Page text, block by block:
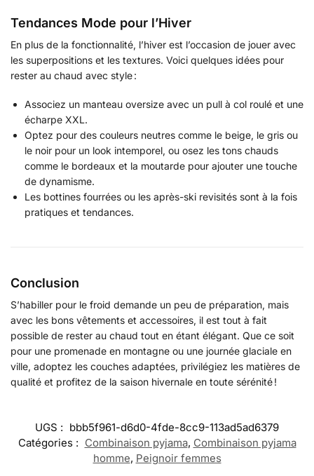
Tendances Mode pour l’Hiver
En plus de la fonctionnalité, l’hiver est l’occasion de jouer avec
les superpositions et les textures. Voici quelques idées pour
rester au chaud avec style :
Associez un manteau oversize avec un pull à col roulé et une
écharpe XXL.
Optez pour des couleurs neutres comme le beige, le gris ou
le noir pour un look intemporel, ou osez les tons chauds
comme le bordeaux et la moutarde pour ajouter une touche
de dynamisme.
Les bottines fourrées ou les après-ski revisités sont à la fois
pratiques et tendances.
Conclusion
S’habiller pour le froid demande un peu de préparation, mais
avec les bons vêtements et accessoires, il est tout à fait
possible de rester au chaud tout en étant élégant. Que ce soit
pour une promenade en montagne ou une journée glaciale en
ville, adoptez les couches adaptées, privilégiez les matières de
qualité et profitez de la saison hivernale en toute sérénité !
UGS : bbb5f961-d6d0-4fde-8cc9-113ad5ad6379
Catégories : Combinaison pyjama, Combinaison pyjama
homme, Peignoir femmes